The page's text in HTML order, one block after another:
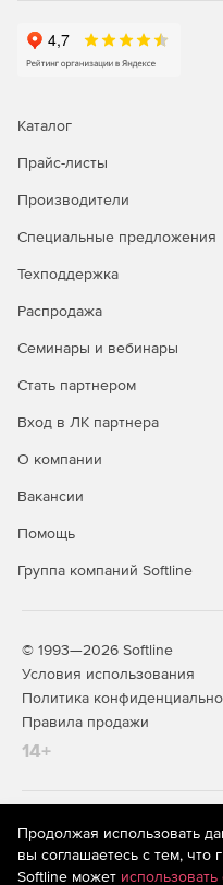
и возобновления
Отправка
процессах
Генерация отчетов
Автоматический
Автоматическая
инициализации
копий через
Поддержка 64-битных
Каталог
Прайс-листы
Производители
Специальные предложения
Техподдержка
Распродажа
Семинары и вебинары
Стать партнером
Вход в ЛК партнера
О компании
Вакансии
Помощь
Группа компаний Softline
© 1993—2026 Softline
Условия использования
Политика
Правила продажи
14+
На информационном
рекомендательные
предоставления
систематизации и анализа
Продолжая использовать
вы соглашаетесь с тем, что
Softline может